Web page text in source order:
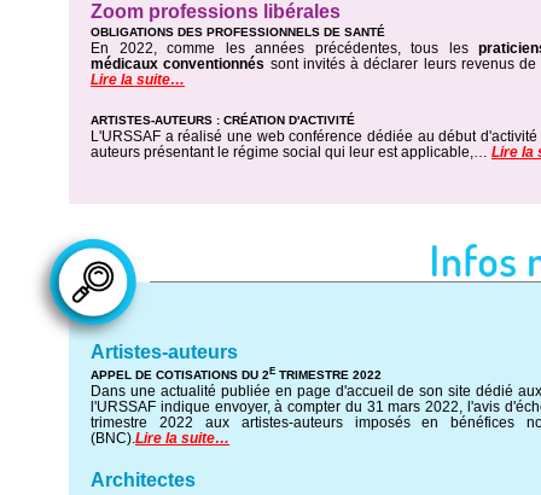
Zoom professions libérales
OBLIGATIONS DES PROFESSIONNELS DE SANTÉ
En 2022, comme les années précédentes, tous les
médicaux conventionnés sont invités à déclarer leurs revenus
Lire la suite…
ARTISTES-AUTEURS : CRÉATION D'ACTIVITÉ
L'URSSAF a réalisé une web conférence dédiée au début
auteurs présentant le régime social qui leur est applicable,… Lire la
Artistes-auteurs
APPEL DE COTISATIONS DU 2E TRIMESTRE 2022
Dans une actualité publiée en page d'accueil de son site dédié
l'URSSAF indique envoyer, à compter du 31 mars 2022, l'avis
trimestre 2022 aux artistes-auteurs imposés en bénéfices
(BNC).Lire la suite…
Architectes